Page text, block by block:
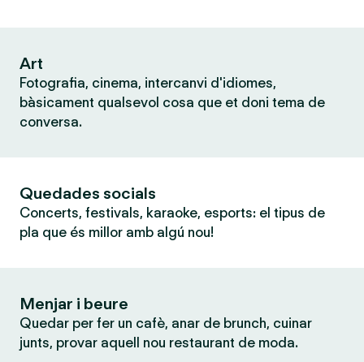
Art
Fotografia, cinema, intercanvi d'idiomes,
bàsicament qualsevol cosa que et doni tema de
conversa.
Quedades socials
Concerts, festivals, karaoke, esports: el tipus de
pla que és millor amb algú nou!
Menjar i beure
Quedar per fer un cafè, anar de brunch, cuinar
junts, provar aquell nou restaurant de moda.